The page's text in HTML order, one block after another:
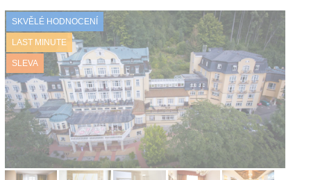
Atrakce
O nás
Kontakt
SKVĚLÉ HODNOCENÍ
LAST MINUTE
SLEVA